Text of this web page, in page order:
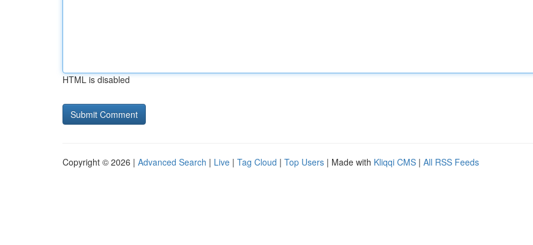
HTML is disabled
Copyright © 2026 | Advanced Search | Live | Tag Cloud | Top Users | Made with Kliqqi CMS | All RSS Feeds